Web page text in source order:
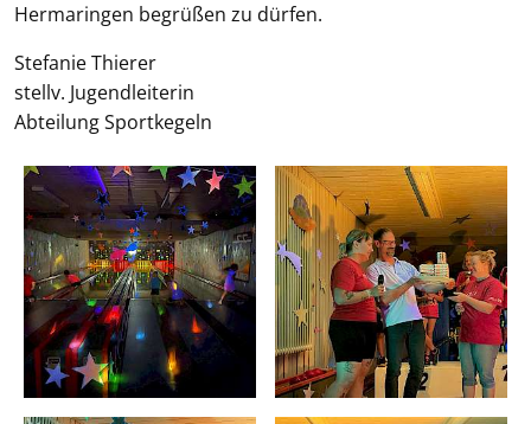
Hermaringen begrüßen zu dürfen.
Stefanie Thierer
stellv. Jugendleiterin
Abteilung Sportkegeln